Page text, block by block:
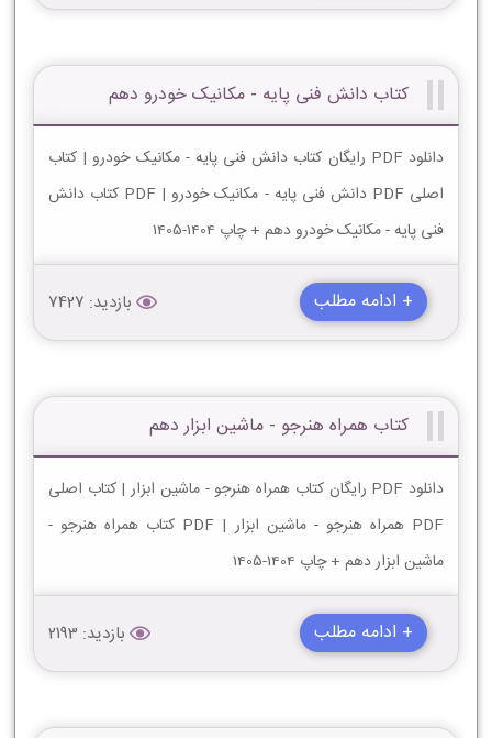
کتاب دانش فنی پایه - مکانیک خودرو دهم
دانلود PDF رایگان کتاب دانش فنی پایه - مکانیک خودرو | کتاب
اصلی PDF دانش فنی پایه - مکانیک خودرو | PDF کتاب دانش
فنی پایه - مکانیک خودرو دهم + چاپ 1404-1405
+ ادامه مطلب بازدید: 7427
کتاب همراه هنرجو - ماشین ابزار دهم
دانلود PDF رایگان کتاب همراه هنرجو - ماشین ابزار | کتاب اصلی
PDF همراه هنرجو - ماشین ابزار | PDF کتاب همراه هنرجو -
ماشین ابزار دهم + چاپ 1404-1405
+ ادامه مطلب بازدید: 2193